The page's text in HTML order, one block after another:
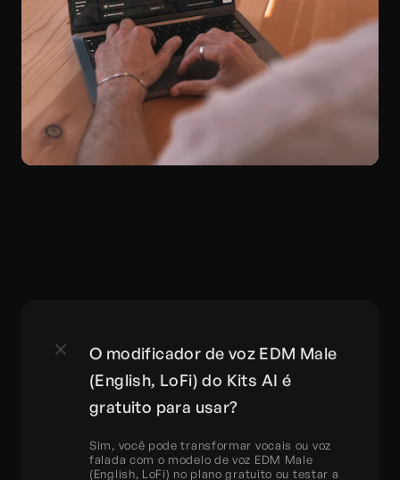
O modificador de voz EDM Male
(English, LoFi) do Kits AI é
gratuito para usar?
Sim, você pode transformar vocais ou voz
falada com o modelo de voz EDM Male
(English, LoFi) no plano gratuito ou testar a